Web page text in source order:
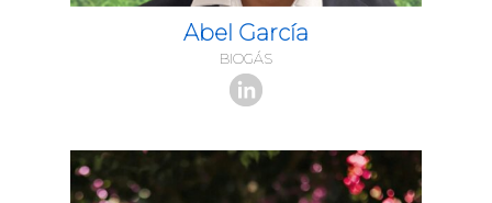
Abel García
BIOGÁS